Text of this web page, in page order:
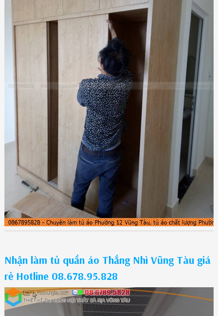
Nhận làm tủ quần áo Thắng Nhì Vũng Tàu giá
rẻ Hotline 08.678.95.828